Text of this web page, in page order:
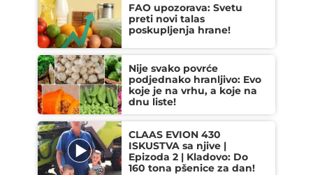
FAO upozorava: Svetu
preti novi talas
poskupljenja hrane!
Nije svako povrće
podjednako hranljivo: Evo
koje je na vrhu, a koje na
dnu liste!
CLAAS EVION 430
ISKUSTVA sa njive |
Epizoda 2 | Kladovo: Do
160 tona pšenice za dan!